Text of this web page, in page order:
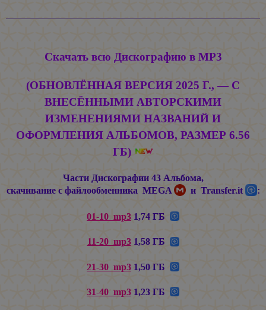
Скачать всю Дискографию в MP3
(ОБНОВЛЁННАЯ ВЕРСИЯ 2025 Г., — С
ВНЕСЁННЫМИ АВТОРСКИМИ
ИЗМЕНЕНИЯМИ НАЗВАНИЙ И
ОФОРМЛЕНИЯ АЛЬБОМОВ, РАЗМЕР 6.56
ГБ)
Части Дискографии 43 Альбома,
скачивание с файлообменника MEGA
и Transfer.it :
01-10_mp3 1,74 ГБ
11-20_mp31,58 ГБ
21-30_mp3 1,50 ГБ
31-40_mp3 1,23 ГБ